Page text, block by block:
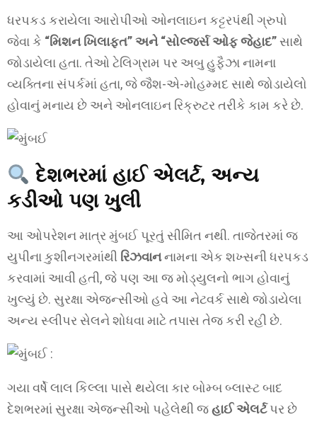
ધરપકડ કરાયેલા આરોપીઓ ઓનલાઇન કટ્ટરપંથી ગ્રુપો
જેવા કે “મિશન ખિલાફત” અને “સોલ્જર્સ ઓફ જેહાદ”સાથે
જોડાયેલા હતા. તેઓ ટેલિગ્રામ પર અબુ હુફૈઝા નામના
વ્યક્તિના સંપર્કમાં હતા, જે જૈશ-એ-મોહમ્મદ સાથે જોડાયેલો
હોવાનું મનાય છે અને ઓનલાઇન રિક્રુટર તરીકે કામ કરે છે.
દેશભરમાં હાઈ એલર્ટ, અન્ય
કડીઓ પણ ખુલી
આ ઓપરેશન માત્ર મુંબઈ પૂરતું સીમિત નથી. તાજેતરમાં જ
યુપીના કુશીનગરમાંથી રિઝવાનનામના એક શખ્સની ધરપકડ
કરવામાં આવી હતી, જે પણ આ જ મોડ્યુલનો ભાગ હોવાનું
ખુલ્યું છે. સુરક્ષા એજન્સીઓ હવે આ નેટવર્ક સાથે જોડાયેલા
અન્ય સ્લીપર સેલને શોધવા માટે તપાસ તેજ કરી રહી છે.
ગયા વર્ષે લાલ કિલ્લા પાસે થયેલા કાર બોમ્બ બ્લાસ્ટ બાદ
દેશભરમાં સુરક્ષા એજન્સીઓ પહેલેથી જહાઈ એલર્ટપર છે